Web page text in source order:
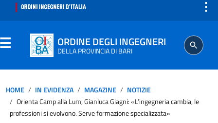
⋮
ORDINE DEGLI INGEGNERI
DELLA PROVINCIA DI BARI
SEGRETERIA
HOME IN EVIDENZA MAGAZINE
NOTIZIE
Orienta Camp alla Lum, Gianluca Giagni: «L’ingegneria cambia, le
professioni si evolvono. Serve formazione specializzata»